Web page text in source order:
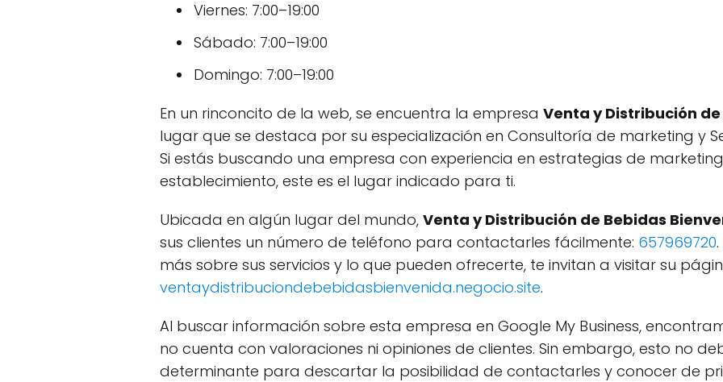
Viernes: 7:00–19:00
Sábado: 7:00–19:00
Domingo: 7:00–19:00
En un rinconcito de la web, se encuentra la empresa Venta y Distribución
lugar que se destaca por su especialización en Consultoría de marketing y
Si estás buscando una empresa con experiencia en estrategias de
establecimiento, este es el lugar indicado para ti.
Ubicada en algún lugar del mundo, Venta y Distribución de Bebidas
sus clientes un número de teléfono para contactarles fácilmente: 657969720
más sobre sus servicios y lo que pueden ofrecerte, te invitan a visitar su
ventaydistribuciondebebidasbienvenida.negocio.site.
Al buscar información sobre esta empresa en Google My Business,
no cuenta con valoraciones ni opiniones de clientes. Sin embargo, esto no
determinante para descartar la posibilidad de contactarles y conocer de